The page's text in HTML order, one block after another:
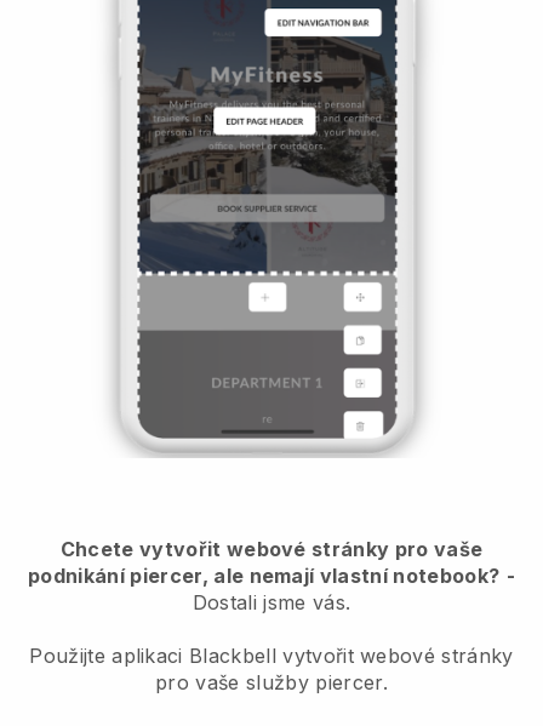
Chcete vytvořit webové stránky pro vaše
podnikání piercer, ale nemají vlastní notebook? -
Dostali jsme vás.
Použijte aplikaci Blackbell vytvořit webové stránky
pro vaše služby piercer.